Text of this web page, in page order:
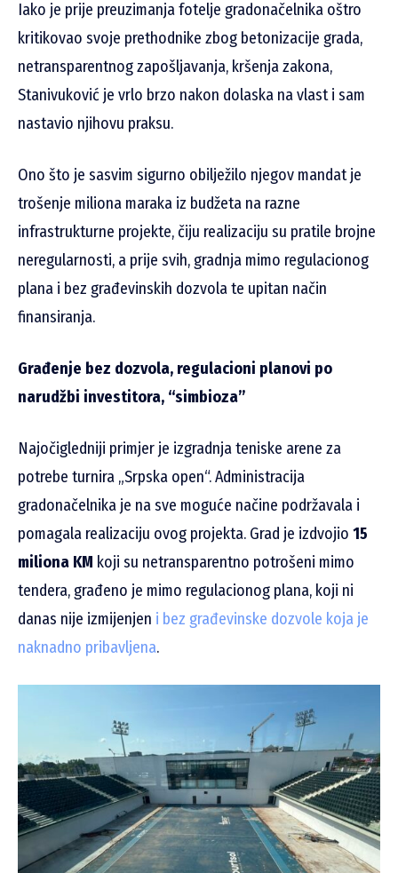
Iako je prije preuzimanja fotelje gradonačelnika oštro
kritikovao svoje prethodnike zbog betonizacije grada,
netransparentnog zapošljavanja, kršenja zakona,
Stanivuković je vrlo brzo nakon dolaska na vlast i sam
nastavio njihovu praksu.
Ono što je sasvim sigurno obilježilo njegov mandat je
trošenje miliona maraka iz budžeta na razne
infrastrukturne projekte, čiju realizaciju su pratile brojne
neregularnosti, a prije svih, gradnja mimo regulacionog
plana i bez građevinskih dozvola te upitan način
finansiranja.
Građenje bez dozvola, regulacioni planovi po
narudžbi investitora, “simbioza”
Najočigledniji primjer je izgradnja teniske arene za
potrebe turnira „Srpska open“. Administracija
gradonačelnika je na sve moguće načine podržavala i
pomagala realizaciju ovog projekta. Grad je izdvojio 15
miliona KM koji su netransparentno potrošeni mimo
tendera, građeno je mimo regulacionog plana, koji ni
danas nije izmijenjen i bez građevinske dozvole koja je
naknadno pribavljena.